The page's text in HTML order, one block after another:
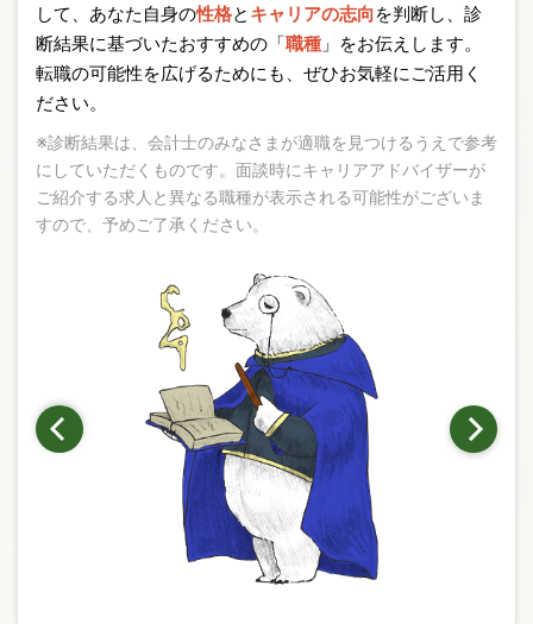
して、 あなた自身の性格と キャリアの志向を判断し、 診
断結果に基づいたおすすめの「職種 」をお伝えします。
転職の可能性を広げるためにも、ぜひお気軽にご活用く
ださい。
※診断結果は、会計士のみなさまが適職を見つけるうえで参考
にしていただくものです。面談時にキャリアアドバイザーが
ご紹介する求人と異なる職種が表示される可能性がございま
すので、予めご了承ください。